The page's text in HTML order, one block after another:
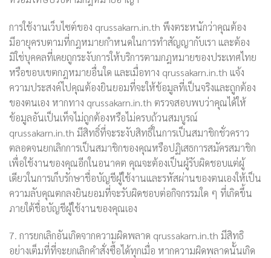
การใช้งานเว็บไซต์ของ qrussakarn.in.th พึงตระหนักว่าคุณต้อง
มีอายุครบตามที่กฎหมายกำหนดในการทำสัญญากับเรา และต้อง
มิใช่บุคคลที่เคยถูกระงับการให้บริการตามกฎหมายของประเทศไทย
หรือขอบเขตกฎหมายอื่นใด และเมื่อทาง qrussakarn.in.th แจ้ง
ความประสงค์ไปคุณต้องยินยอมที่จะให้ข้อมูลที่เป็นจริงและถูกต้อง
ของตนเอง หากทาง qrussakarn.in.th ตรวจสอบพบว่าคุณได้ให้
ข้อมูลอันเป็นเท็จไม่ถูกต้องหรือไม่ครบถ้วนสมบูรณ์
qrussakarn.in.th มีสิทธิ์ที่จะระงับสิทธิ์ในการเป็นสมาชิกชั่วคราว
ตลอดจนยกเลิกการเป็นสมาชิกของคุณหรือปฏิเสธการสมัครสมาชิก
เพื่อใช้งานของคุณอีกในอนาคต คุณจะต้องเป็นผู้รับผิดชอบแต่ผู้
เดียวในการเก็บรักษาชื่อบัญชีผู้ใช้งานและรหัสผ่านของตนเองให้เป็น
ความลับคุณตกลงยินยอมที่จะรับผิดชอบต่อกิจกรรมใด ๆ ที่เกิดขึ้น
ภายใต้ชื่อบัญชีผู้ใช้งานของคุณเอง
7. การยกเลิกอันเกิดจากความผิดพลาด qrussakarn.in.th มีสิทธิ
อย่างเต็มที่ที่จะยกเลิกคำสั่งซื้อได้ทุกเมื่อ หากความผิดพลาดนั้นเกิด